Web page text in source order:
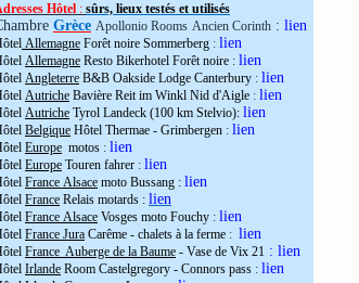
Hôtel : sûrs, lieux testés et utilisés
Grèce Apollonio Rooms Ancien Corinth : lien
Allemagne Forêt noire Sommerberg : lien
Allemagne Resto Bikerhotel Forêt noire : lien
Angleterre B&B Oakside Lodge Canterbury : lien
Autriche Bavière Reit im Winkl Nid d'Aigle : lien
Autriche Tyrol Landeck (100 km Stelvio): lien
Belgique Hôtel Thermae - Grimbergen : lien
Europe motos : lien
Europe Touren fahrer : lien
France Alsace moto Bussang : lien
France Relais motards : lien
France Alsace Vosges moto Fouchy : lien
France Jura Carême - chalets à la ferme : lien
France Auberge de la Baume - Vase de Vix 21 : lien
Irlande Room Castelgregory - Connors pass : lien